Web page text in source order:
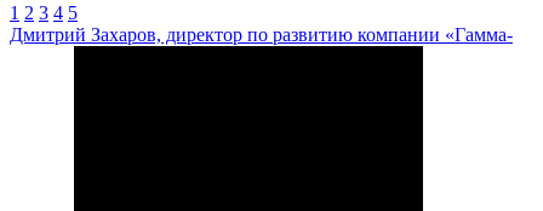
1 2 3 4 5
Дмитрий Захаров, директор по развитию компании «Гамма-